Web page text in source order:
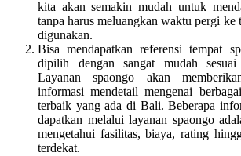
kita akan semakin mudah untuk
tanpa harus meluangkan waktu pergi ke
digunakan.
Bisa mendapatkan referensi tempat
dipilih dengan sangat mudah sesuai
Layanan spaongo akan
informasi mendetail mengenai
terbaik yang ada di Bali. Beberapa
dapatkan melalui layanan spaongo
mengetahui fasilitas, biaya, rating
terdekat.